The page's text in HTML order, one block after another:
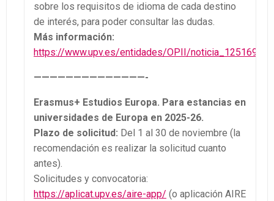
sobre los requisitos de idioma de cada destino
de interés, para poder consultar las dudas.
Más información:
https://www.upv.es/entidades/OPII/
——————————————-
Erasmus+ Estudios Europa. Para estancias en
universidades de Europa en 2025-26.
Plazo de solicitud: Del 1 al 30 de noviembre (la
recomendación es realizar la solicitud cuanto
antes).
Solicitudes y convocatoria:
https://aplicat.upv.es/aire-app/ (o aplicación AIRE